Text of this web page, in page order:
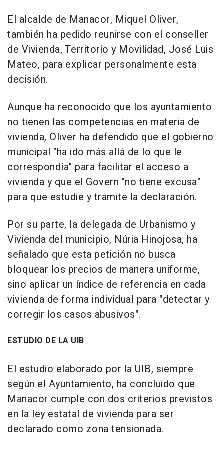
El alcalde de Manacor, Miquel Oliver,
también ha pedido reunirse con el conseller
de Vivienda, Territorio y Movilidad, José Luis
Mateo, para explicar personalmente esta
decisión.
Aunque ha reconocido que los ayuntamiento
no tienen las competencias en materia de
vivienda, Oliver ha defendido que el gobierno
municipal "ha ido más allá de lo que le
correspondía" para facilitar el acceso a
vivienda y que el Govern "no tiene excusa"
para que estudie y tramite la declaración.
Por su parte, la delegada de Urbanismo y
Vivienda del municipio, Núria Hinojosa, ha
señalado que esta petición no busca
bloquear los precios de manera uniforme,
sino aplicar un índice de referencia en cada
vivienda de forma individual para "detectar y
corregir los casos abusivos".
ESTUDIO DE LA UIB
El estudio elaborado por la UIB, siempre
según el Ayuntamiento, ha concluido que
Manacor cumple con dos criterios previstos
en la ley estatal de vivienda para ser
declarado como zona tensionada.